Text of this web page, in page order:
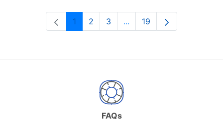
Página
1 Página
2 Página
3 ...Páginas intermedias Use
Página
19
FAQs